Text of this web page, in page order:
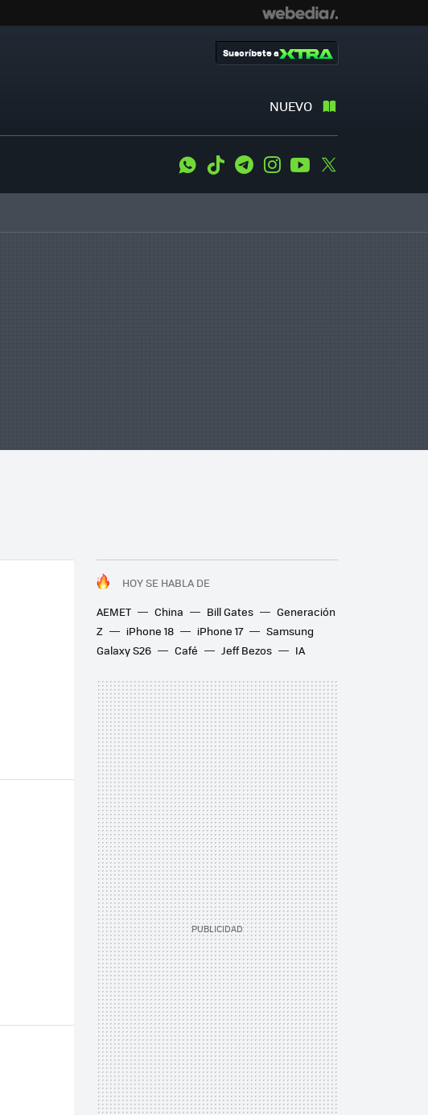
NUEVO
Suscríbete a
WhatsApp
Tiktok TelegramInstagramYoutube
HOY SE HABLA DE
AEMET
China Bill Gates
Generación
Z
iPhone 18 iPhone 17
Samsung
Galaxy S26
Café Jeff Bezos IA